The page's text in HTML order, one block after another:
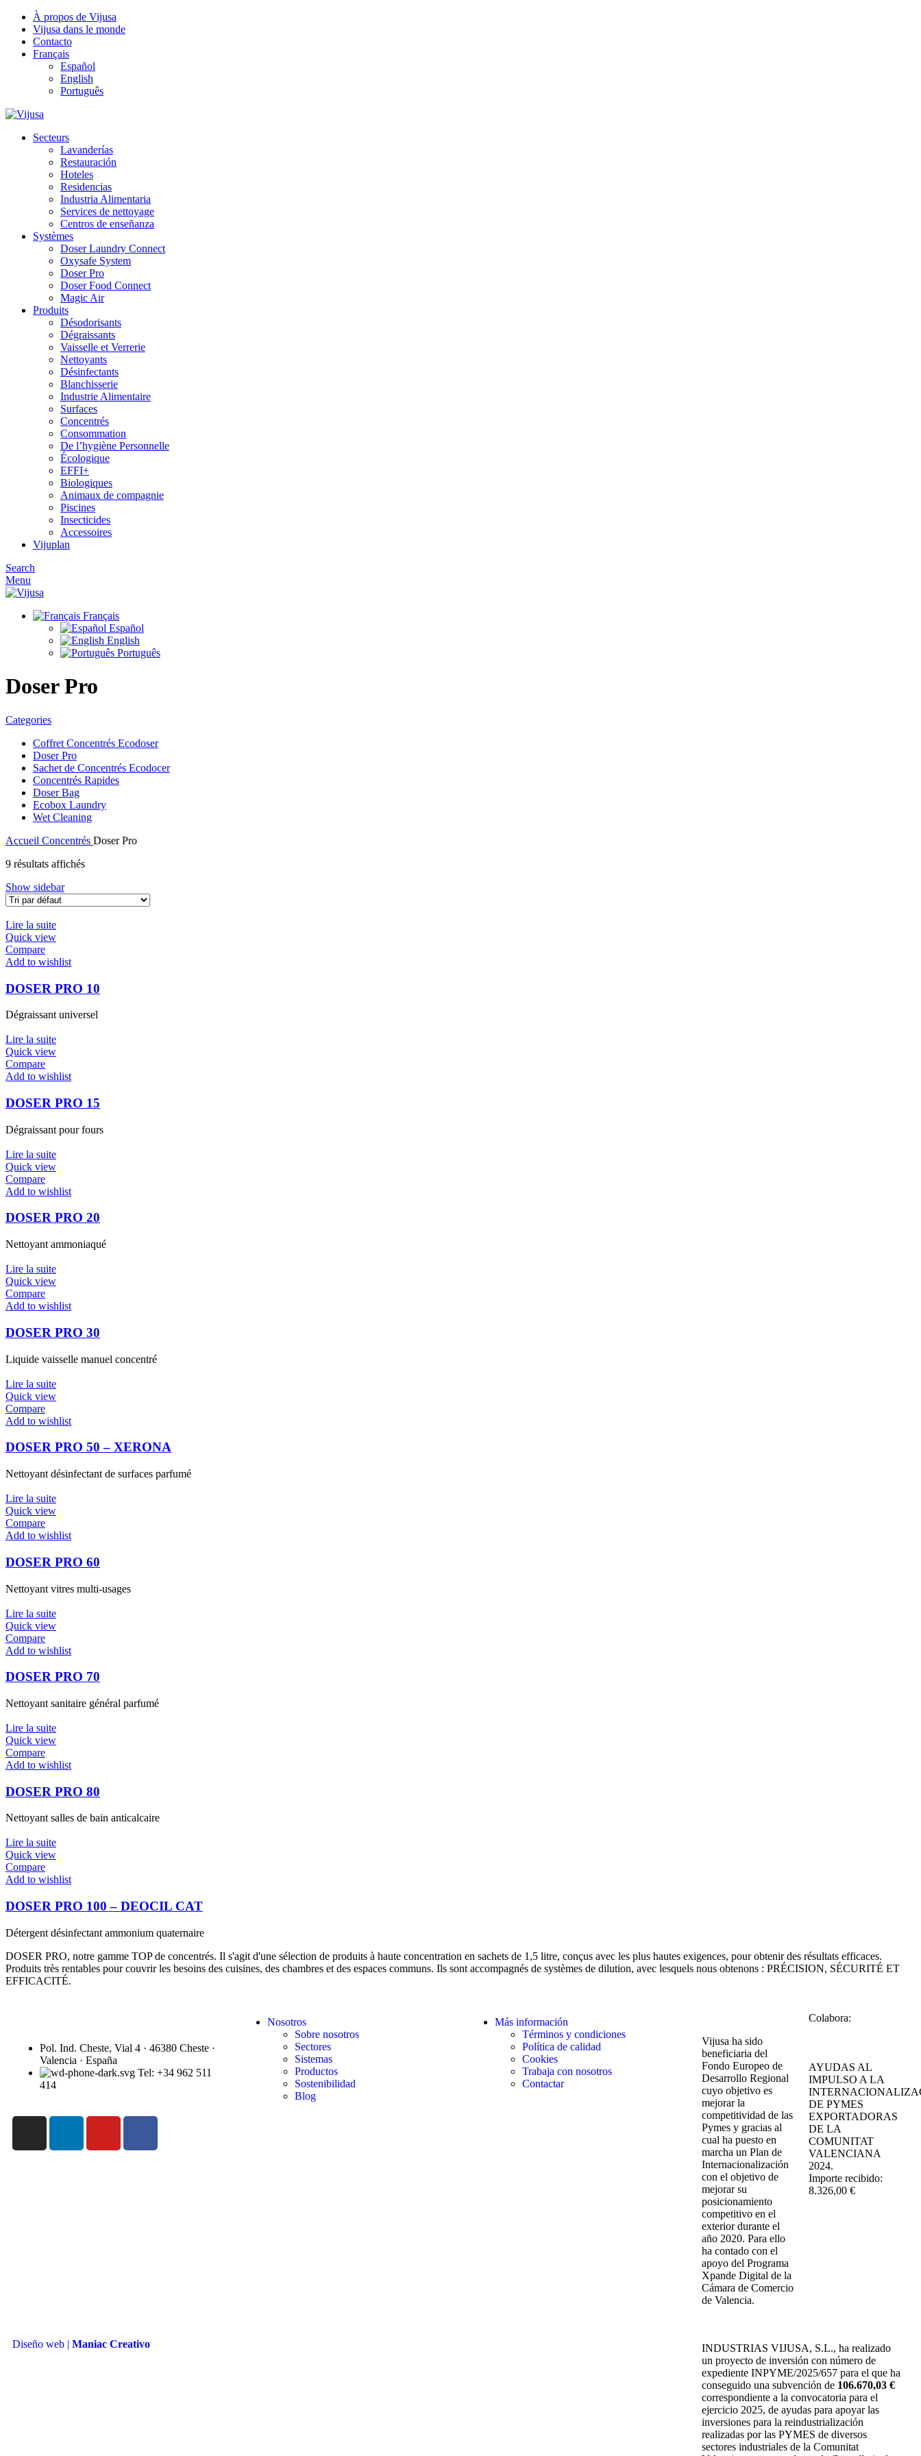
À propos de Vijusa
Vijusa dans le monde
Contacto
Français
Español
English
Português
Secteurs
Lavanderías
Restauración
Hoteles
Residencias
Industria Alimentaria
Services de nettoyage
Centros de enseñanza
Systèmes
Doser Laundry Connect​
Oxysafe System
Doser Pro
Doser Food Connect
Magic Air
Produits
Désodorisants
Dégraissants
Vaisselle et Verrerie
Nettoyants
Désinfectants
Blanchisserie
Industrie Alimentaire
Surfaces
Concentrés
Consommation
De l’hygiène Personnelle
Écologique
EFFI+
Biologiques
Animaux de compagnie
Piscines
Insecticides
Accessoires
Vijuplan
Search
Menu
Français
Español
English
Português
Doser Pro
Categories
Coffret Concentrés Ecodoser
Doser Pro
Sachet de Concentrés Ecodocer
Concentrés Rapides
Doser Bag
Ecobox Laundry
Wet Cleaning
Accueil Concentrés Doser Pro
9 résultats affichés
Show sidebar
Lire la suite
Quick view
Compare
Add to wishlist
DOSER PRO 10
Dégraissant universel
Lire la suite
Quick view
Compare
Add to wishlist
DOSER PRO 15
Dégraissant pour fours
Lire la suite
Quick view
Compare
Add to wishlist
DOSER PRO 20
Nettoyant ammoniaqué
Lire la suite
Quick view
Compare
Add to wishlist
DOSER PRO 30
Liquide vaisselle manuel concentré
Lire la suite
Quick view
Compare
Add to wishlist
DOSER PRO 50 – XERONA
Nettoyant désinfectant de surfaces parfumé
Lire la suite
Quick view
Compare
Add to wishlist
DOSER PRO 60
Nettoyant vitres multi-usages
Lire la suite
Quick view
Compare
Add to wishlist
DOSER PRO 70
Nettoyant sanitaire général parfumé
Lire la suite
Quick view
Compare
Add to wishlist
DOSER PRO 80
Nettoyant salles de bain anticalcaire
Lire la suite
Quick view
Compare
Add to wishlist
DOSER PRO 100 – DEOCIL CAT
Détergent désinfectant ammonium quaternaire
DOSER PRO, notre gamme TOP de concentrés. Il s'agit d'une sélection de produits à haute concentration en sachets de 1,5 litre, conçus avec les plus hautes exigences, pour obtenir des résultats efficaces.
Produits très rentables pour couvrir les besoins des cuisines, des chambres et des espaces communs. Ils sont accompagnés de systèmes de dilution, avec lesquels nous obtenons : PRÉCISION, SÉCURITÉ ET
EFFICACITÉ.
Pol. Ind. Cheste, Vial 4 · 46380 Cheste ·
Valencia · España
Tel: +34 962 511
414
Diseño web | Maniac Creativo
Nosotros
Sobre nosotros
Sectores
Sistemas
Productos
Sostenibilidad
Blog
Más información
Términos y condiciones
Política de calidad
Cookies
Trabaja con nosotros
Contactar
Vijusa ha sido
beneficiaria del
Fondo Europeo de
Desarrollo Regional
cuyo objetivo es
mejorar la
competitividad de las
Pymes y gracias al
cual ha puesto en
marcha un Plan de
Internacionalización
con el objetivo de
mejorar su
posicionamiento
competitivo en el
exterior durante el
año 2020. Para ello
ha contado con el
apoyo del Programa
Xpande Digital de la
Cámara de Comercio
de Valencia.
Colabora:
AYUDAS AL
IMPULSO A LA
DE PYMES
EXPORTADORAS
DE LA
COMUNITAT
VALENCIANA
2024.
Importe recibido:
8.326,00 €
INDUSTRIAS VIJUSA, S.L., ha realizado
un proyecto de inversión con número de
expediente INPYME/2025/657 para el que ha
conseguido una subvención de 106.670,03 €
correspondiente a la convocatoria para el
ejercicio 2025, de ayudas para apoyar las
inversiones para la reindustrialización
realizadas por las PYMES de diversos
sectores industriales de la Comunitat